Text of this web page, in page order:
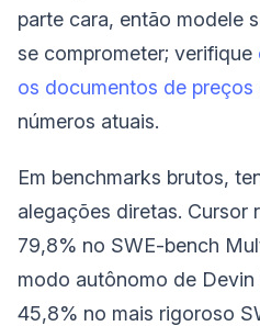
parte cara, então modele
se comprometer; verifique
os documentos de preços
números atuais.
Em benchmarks brutos,
alegações diretas. Cursor
79,8% no SWE-bench
modo autônomo de
45,8% no mais rigoroso